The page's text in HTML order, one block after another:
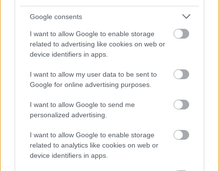
Google consents
I want to allow Google to enable storage
related to advertising like cookies on web or
device identifiers in apps.
I want to allow my user data to be sent to
Google for online advertising purposes.
I want to allow Google to send me
personalized advertising.
I want to allow Google to enable storage
related to analytics like cookies on web or
device identifiers in apps.
A 4DFWD-t több színben szerezhetjük be, egy pár
ára 200 euró.
Címkék:sport cipő innovátorok Carbon Adidas MIT
Itt az új CraftBot IDEX MK2